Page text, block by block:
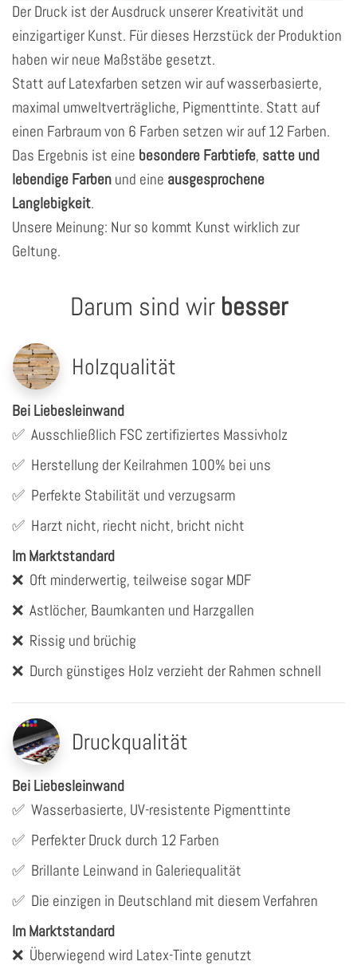
Der Druck ist der Ausdruck unserer Kreativität und
einzigartiger Kunst. Für dieses Herzstück der Produktion
haben wir neue Maßstäbe gesetzt.
Statt auf Latexfarben setzen wir auf wasserbasierte,
maximal umweltverträgliche, Pigmenttinte. Statt auf
einen Farbraum von 6 Farben setzen wir auf 12 Farben.
Das Ergebnis ist eine besondere Farbtiefe, satte und
lebendige Farben und eine ausgesprochene
Langlebigkeit.
Unsere Meinung: Nur so kommt Kunst wirklich zur
Geltung.
Darum sind wir besser
Holzqualität
Bei Liebesleinwand
✅ Ausschließlich FSC zertifiziertes Massivholz
✅ Herstellung der Keilrahmen 100% bei uns
✅ Perfekte Stabilität und verzugsarm
✅ Harzt nicht, riecht nicht, bricht nicht
Im Marktstandard
❌ Oft minderwertig, teilweise sogar MDF
❌ Astlöcher, Baumkanten und Harzgallen
❌ Rissig und brüchig
❌ Durch günstiges Holz verzieht der Rahmen schnell
Druckqualität
Bei Liebesleinwand
✅ Wasserbasierte, UV-resistente Pigmenttinte
✅ Perfekter Druck durch 12 Farben
✅ Brillante Leinwand in Galeriequalität
✅ Die einzigen in Deutschland mit diesem Verfahren
Im Marktstandard
❌ Überwiegend wird Latex-Tinte genutzt